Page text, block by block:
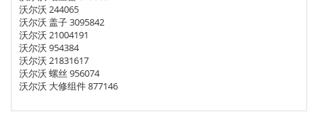
沃尔沃 244065
沃尔沃 盖子 3095842
沃尔沃 21004191
沃尔沃 954384
沃尔沃 21831617
沃尔沃 螺丝 956074
沃尔沃 大修组件 877146